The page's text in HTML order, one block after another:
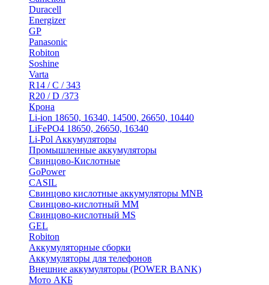
Duracell
Energizer
GP
Panasonic
Robiton
Soshine
Varta
R14 / C / 343
R20 / D /373
Крона
Li-ion 18650, 16340, 14500, 26650, 10440
LiFePO4 18650, 26650, 16340
Li-Pol Аккумуляторы
Промышленные аккумуляторы
Свинцово-Кислотные
GoPower
CASIL
Свинцово кислотные аккумуляторы MNB
Cвинцово-кислотный MM
Cвинцово-кислотный MS
GEL
Robiton
Аккумуляторные сборки
Аккумуляторы для телефонов
Внешние аккумуляторы (POWER BANK)
Мото АКБ